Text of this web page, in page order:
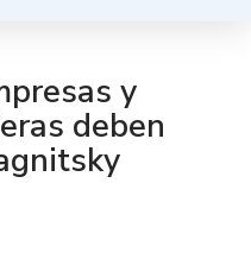
y
deben